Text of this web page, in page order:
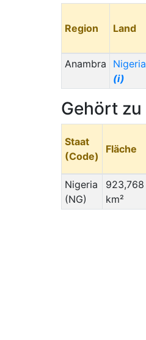
Region Land
Anambra
Nigeria
(i)
Gehört zu
Staat
(Code)
Fläche
Nigeria
(NG)
923,768
km²